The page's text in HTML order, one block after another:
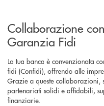
Collaborazione
Garanzia Fidi
La tua banca è convenzionata
fidi (Confidi), offrendo alle
Grazie a queste collaborazioni,
partenariati solidi e affidabili,
finanziarie.